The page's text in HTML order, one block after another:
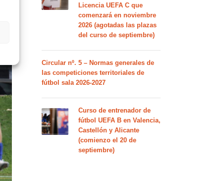
Licencia UEFA C que
comenzará en noviembre
2026 (agotadas las plazas
del curso de septiembre)
Circular nº. 5 – Normas generales de
las competiciones territoriales de
fútbol sala 2026-2027
Curso de entrenador de
fútbol UEFA B en Valencia,
Castellón y Alicante
(comienzo el 20 de
septiembre)